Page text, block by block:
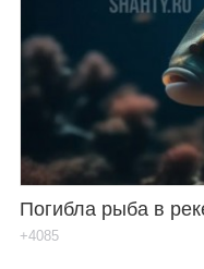
Погибла рыба в
+4085